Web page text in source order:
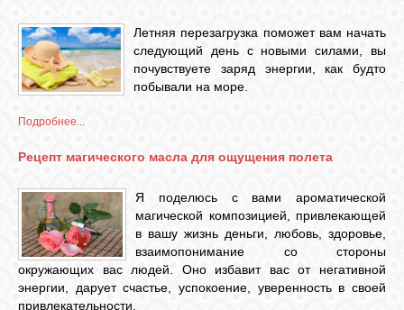
Летняя перезагрузка поможет вам начать
следующий день с новыми силами, вы
почувствуете заряд энергии, как будто
побывали на море.
Подробнее...
Рецепт магического масла для ощущения полета
Я поделюсь с вами ароматической
магической композицией, привлекающей
в вашу жизнь деньги, любовь, здоровье,
взаимопонимание со стороны
окружающих вас людей. Оно избавит вас от негативной
энергии, дарует счастье, успокоение, уверенность в своей
привлекательности.